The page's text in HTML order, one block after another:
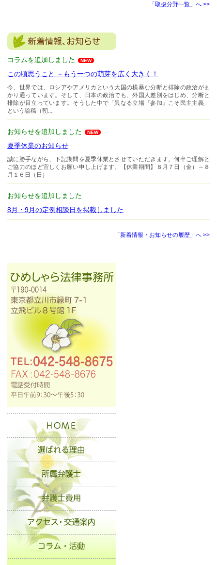
「取扱分野一覧」へ >>
コラムを追加しました NEW
この頃思うこと －もう一つの萌芽を広く大きく！
今、世界では、ロシアやアメリカという大国の横暴な分断と排除の政治がま
かり通っています。そして、日本の政治でも、外国人差別をはじめ、分断と
排除が目立っています。そうした中で「異なる立場『参加』こそ民主主義」
という論稿（朝...
お知らせを追加しました NEW
夏季休業のお知らせ
誠に勝手ながら、下記期間を夏季休業とさせていただきます。何卒ご理解と
ご協力のほど宜しくお願い申し上げます。【休業期間】８月７日（金）～８
月１６日（日）
お知らせを追加しました
8月・9月の定例相談日を掲載しました
「新着情報・お知らせの履歴」へ >>